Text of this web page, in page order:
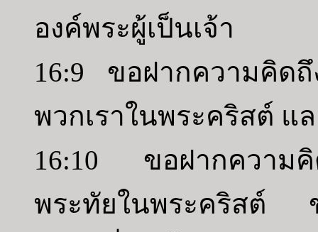
องค์พระผู้เป็นเจ้า
16:9 ขอฝากความคิด
พวกเราในพระคริสต์ แ
16:10 ขอฝากความคิ
พระทัยในพระคริสต์